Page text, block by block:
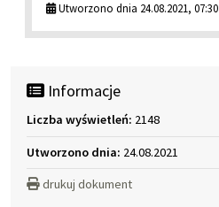
Utworzono dnia 24.08.2021, 07:30
Informacje
Liczba wyświetleń: 2148
Utworzono dnia: 24.08.2021
drukuj dokument